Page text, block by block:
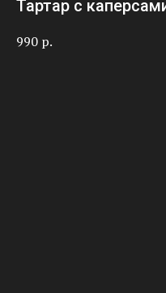
Тартар с
990 р.